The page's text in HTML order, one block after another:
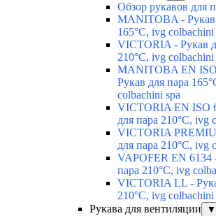
Обзор рукавов для
MANITOBA - Рукав
165°C, ivg colbachini
VICTORIA - Рукав
210°C, ivg colbachini
MANITOBA EN
Рукав для пара
colbachini spa
VICTORIA EN ISO
для пара 210°C, ivg
VICTORIA
для пара 210°C, ivg
VAPOFER EN 6134
пара 210°C, ivg
VICTORIA LL -
210°C, ivg colbachini
Рукава для вентиляции
▼